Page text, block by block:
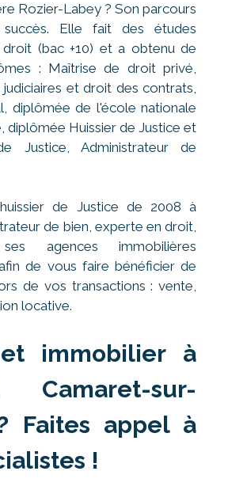
Rozier-Labey ? Son parcours
Elle fait des études
droit (bac +10) et a obtenu de
: Maîtrise de droit privé,
judiciaires et droit des contrats,
diplômée de l'école nationale
diplômée Huissier de Justice et
Justice, Administrateur de
de Justice de 2008 à
de bien, experte en droit,
agences immobilières
de vous faire bénéficier de
de vos transactions : vente,
locative.
immobilier à
Camaret-sur-
Faites appel à
!